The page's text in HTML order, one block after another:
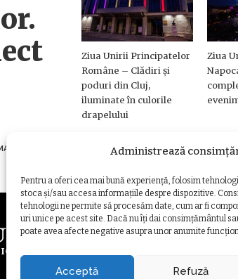
Administrează
Pentru a oferi cea mai bună experiență, folosim
stoca și/sau accesa informațiile despre dispozitive.
tehnologii ne permite să procesăm date, cum ar fi
uri unice pe acest site. Dacă nu îți dai consimțământul
poate avea afecte negative asupra unor anumite
Acceptă Refuză
MULT
Ziua Unirii Principatelor
Române – Clădiri și
poduri din Cluj,
iluminate în culorile
drapelului
Ziua
DE UTILIZARE COOKIE